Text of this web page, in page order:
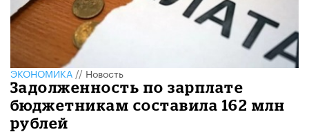
ЭКОНОМИКА//Новость
Задолженность по зарплате
бюджетникам составила 162 млн
рублей